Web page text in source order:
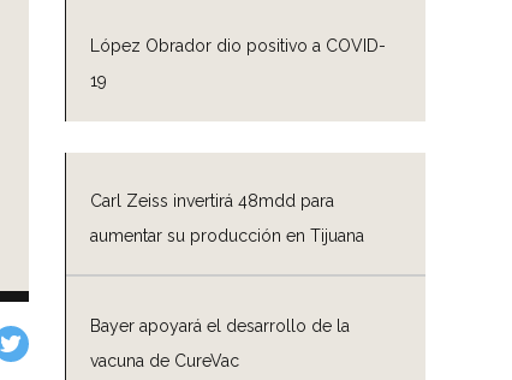
López Obrador dio positivo a COVID-
19
Carl Zeiss invertirá 48mdd para
aumentar su producción en Tijuana
Bayer apoyará el desarrollo de la
vacuna de CureVac